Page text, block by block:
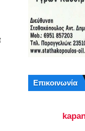
Επικοινωνία